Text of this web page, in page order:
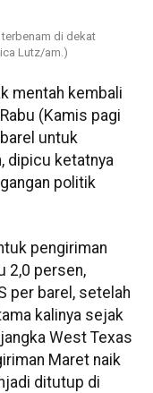
di dekat
Lutz/am.)
mentah kembali
(Kamis pagi
untuk
dipicu ketatnya
politik
pengiriman
2,0 persen,
per barel, setelah
kalinya sejak
West Texas
Maret naik
ditutup di